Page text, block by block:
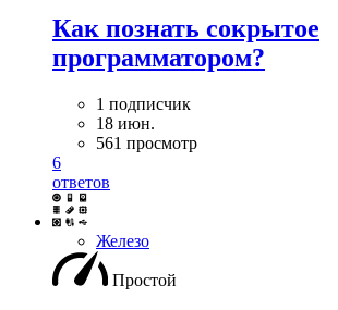
Как познать сокрытое
программатором?
1 подписчик
18 июн.
561 просмотр
6
ответов
Железо
Простой